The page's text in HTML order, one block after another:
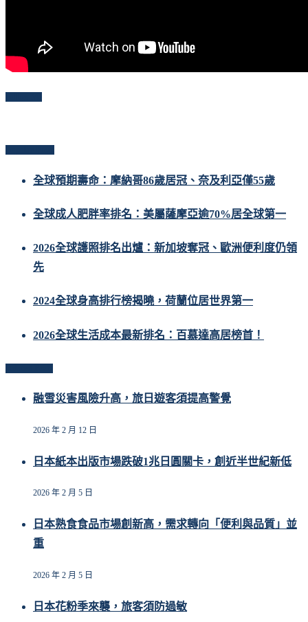
全球預期壽命：摩納哥86歲居冠、奈及利亞僅55歲
全球成人肥胖率排名：美屬薩摩亞逾70%居全球第一
2026全球護照排名出爐：新加坡奪冠、歐洲便利度仍領
先
2024全球身高排行榜揭曉，荷蘭位居世界第一
2026全球生活成本最新排名：百慕達高居榜首！
融雪災害風險升高，旅日遊客須提高警覺
2026 年 2 月 12 日
日本紙本出版市場跌破1兆日圓關卡，創近半世紀新低
2026 年 2 月 5 日
日本熟食食品市場創新高，需求轉向「便利與品質」並
重
2026 年 2 月 5 日
日本花粉季來襲，旅客須防過敏